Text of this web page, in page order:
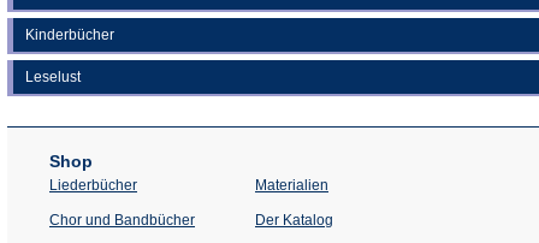
Kinderbücher
Leselust
Shop
Liederbücher
Chor und Bandbücher
Materialien
Der Katalog